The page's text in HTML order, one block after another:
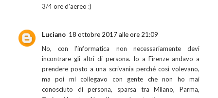
3/4 ore d'aereo :)
Luciano 18 ottobre 2017 alle ore 21:09
No, con l'informatica non necessariamente devi
incontrare gli altri di persona. Io a Firenze andavo a
prendere posto a una scrivania perché così volevano,
ma poi mi collegavo con gente che non ho mai
conosciuto di persona, sparsa tra Milano, Parma,